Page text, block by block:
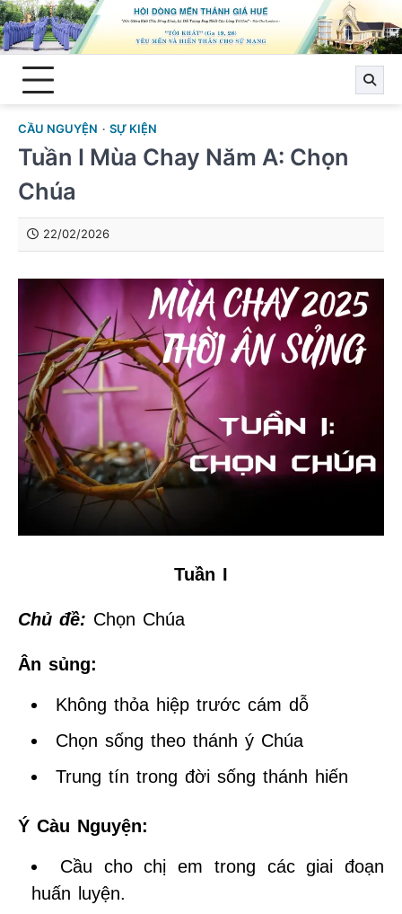
Skip
to
content
CẦU NGUYỆN SỰ KIỆN
Tuần I Mùa Chay Năm A: Chọn
Chúa
22/02/2026
Tuần I
Chủ đề: Chọn Chúa
Ân sủng:
Không thỏa hiệp trước cám dỗ
Chọn sống theo thánh ý Chúa
Trung tín trong đời sống thánh hiến
Ý Càu Nguyện:
Cầu cho chị em trong các giai đoạn
huấn luyện.